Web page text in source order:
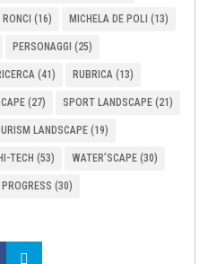
(16) MICHELA DE POLI (13)
PERSONAGGI (25)
(41) RUBRICA (13)
(27) SPORT LANDSCAPE (21)
LANDSCAPE (19)
TECH (53) WATER’SCAPE (30)
(30)